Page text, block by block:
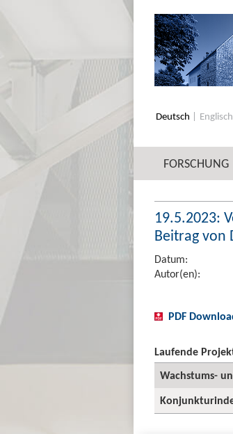
Deutsch Englisch
FORSCHUNG
19.5.2023:
Beitrag von
Datum:
Autor(en):
PDF
Laufende
Wachstums-